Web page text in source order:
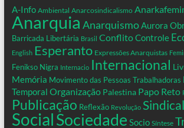
A-Info Ambiental Anarcosindicalismo
Anarquia Anarquismo Aurora
Barricada Libertária Brasil ConflitoControle
English Esperanto Expressões Anarquistas
Fenikso Nigra Internacio Internacional
Memória Movimento das Pessoas Trabalhadoras
Temporal Organização Palestina Papo Reto
Publicação Reflexão Revolução
SocialSociedade Socio Síntese